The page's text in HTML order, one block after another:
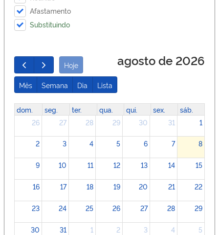
Afastamento
Substituindo
Hoje agosto de 2026
Mês Semana Dia Lista
dom. seg. ter. qua. qui. sex.
sáb.
26
27 28 29 30 31 1
2 3 4 5 6 7 8
9 10 11 12 13 14 15
16 17 18 19 20 21 22
23 24 25 26 27 28 29
30 31 1 2 3 4 5